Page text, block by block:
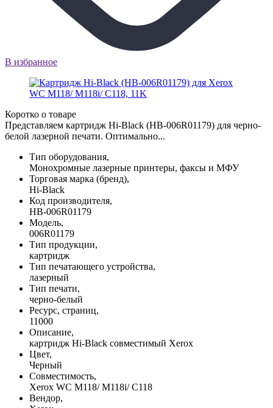
В избранное
Коротко о товаре
Представляем картридж Hi-Black (HB-006R01179) для черно-
белой лазерной печати. Оптимально...
Тип оборудования,
Монохромные лазерные принтеры, факсы и МФУ
Торговая марка (бренд),
Hi-Black
Код производителя,
HB-006R01179
Модель,
006R01179
Тип продукции,
картридж
Тип печатающего устройства,
лазерный
Тип печати,
черно-белый
Ресурс, страниц,
11000
Описание,
картридж Hi-Black совместимый Xerox
Цвет,
Черный
Совместимость,
Xerox WC M118/ M118i/ C118
Вендор,